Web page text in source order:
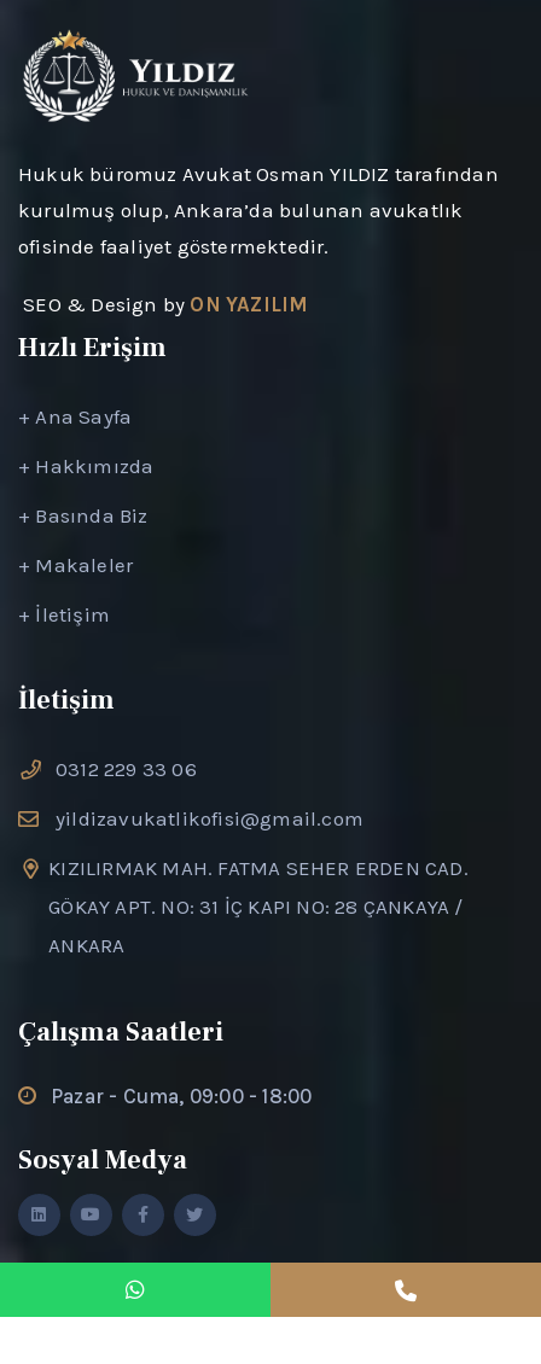
Hukuk büromuz Avukat Osman YILDIZ tarafından
kurulmuş olup, Ankara’da bulunan avukatlık
ofisinde faaliyet göstermektedir.
SEO & Design by ON YAZILIM
Hızlı Erişim
+ Ana Sayfa
+ Hakkımızda
+ Basında Biz
+ Makaleler
+ İletişim
İletişim
0312 229 33 06
yildizavukatlikofisi@gmail.com
KIZILIRMAK MAH. FATMA SEHER ERDEN CAD.
GÖKAY APT. NO: 31 İÇ KAPI NO: 28 ÇANKAYA /
ANKARA
Çalışma Saatleri
Pazar - Cuma, 09:00 - 18:00
Sosyal Medya